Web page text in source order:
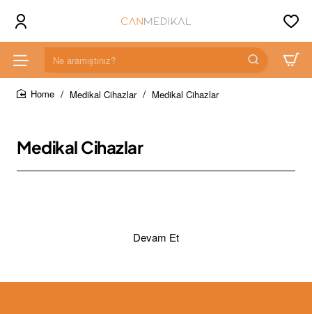
Ne
aramıştınız?
Medikal Cihazlar Medikal Cihazlar
Medikal Cihazlar
Devam Et